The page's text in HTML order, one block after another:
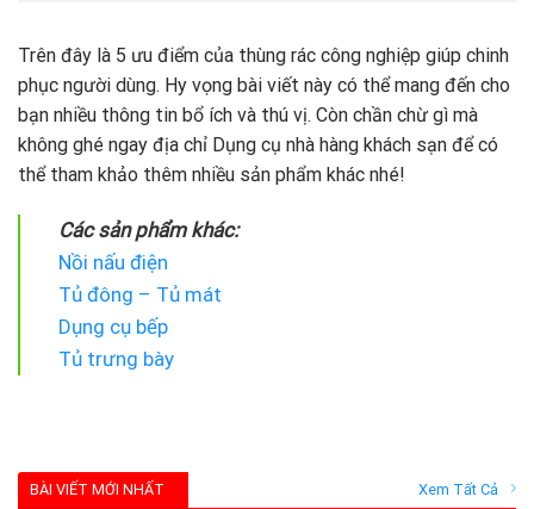
Trên đây là 5 ưu điểm của thùng rác công nghiệp giúp chinh
phục người dùng. Hy vọng bài viết này có thể mang đến cho
bạn nhiều thông tin bổ ích và thú vị. Còn chần chừ gì mà
không ghé ngay địa chỉ Dụng cụ nhà hàng khách sạn để có
thể tham khảo thêm nhiều sản phẩm khác nhé!
Các sản phẩm khác:
Nồi nấu điện
Tủ đông – Tủ mát
Dụng cụ bếp
Tủ trưng bày
BÀI VIẾT MỚI NHẤT Xem Tất Cả